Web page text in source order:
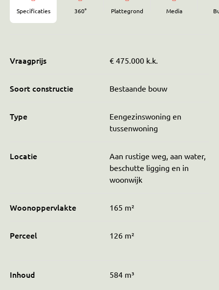
Specificaties 360° Plattegrond Media
Vraagprijs € 475.000 k.k.
Soort constructie Bestaande bouw
Type
Eengezinswoning en
tussenwoning
Locatie
Aan rustige weg, aan water,
beschutte ligging en in
woonwijk
Woonoppervlakte 165 m²
Perceel 126 m²
Inhoud 584 m³